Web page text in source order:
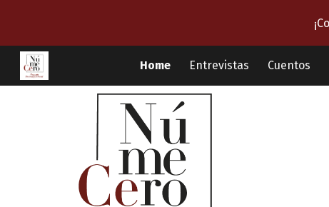
Home Entrevistas Cuentos